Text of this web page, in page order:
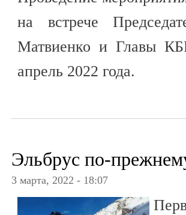
на встрече
Матвиенко и Главы
апрель 2022 года.
Эльбрус по-
3 марта, 2022 - 18:07